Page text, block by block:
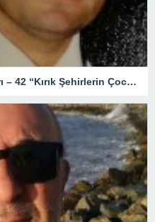
Bir Çocuğun Görünmez Yaraları – 42 “Kırık Şehirlerin Çocukları”